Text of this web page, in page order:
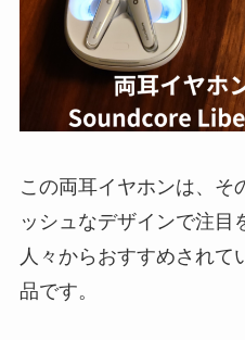
この両耳イヤホンは、そ
ッシュなデザインで注目
人々からおすすめされて
品です。